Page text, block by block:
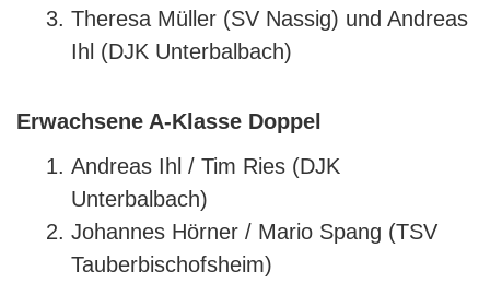
Theresa Müller (SV Nassig) und Andreas
Ihl (DJK Unterbalbach)
Erwachsene A-Klasse Doppel
Andreas Ihl / Tim Ries (DJK
Unterbalbach)
Johannes Hörner / Mario Spang (TSV
Tauberbischofsheim)